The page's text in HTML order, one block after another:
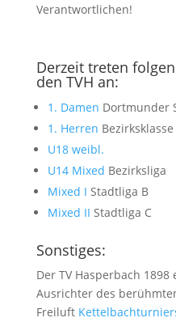
Verantwortlichen!
Derzeit treten
den TVH an:
1. Damen Dortmunder
1. Herren Bezirksklasse
U18 weibl.
U14 Mixed Bezirksliga
Mixed I Stadtliga B
Mixed II Stadtliga C
Sonstiges:
Der TV Hasperbach 1898
Ausrichter des
Freiluft